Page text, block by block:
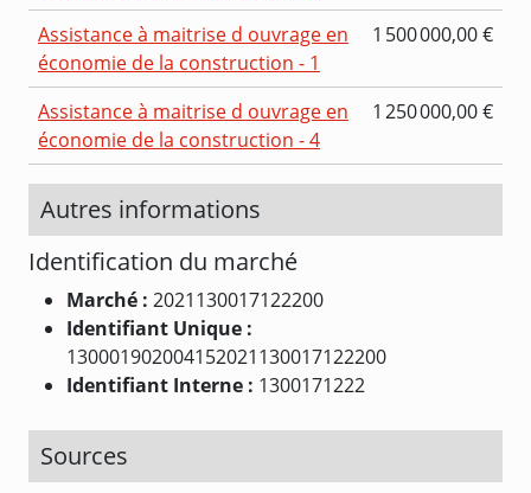
Assistance à maitrise d ouvrage en
économie de la construction - 1
1 500 000,00 €
Assistance à maitrise d ouvrage en
économie de la construction - 4
1 250 000,00 €
Autres informations
Identification du marché
Marché : 2021130017122200
Identifiant Unique :
130001902004152021130017122200
Identifiant Interne : 1300171222
Sources